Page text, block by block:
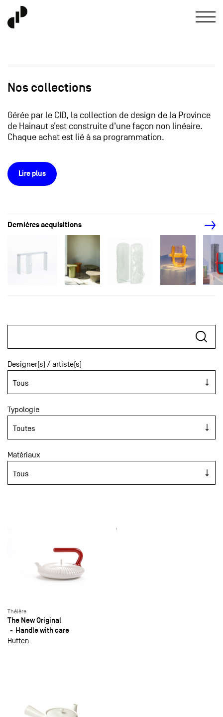
Nos collections
Gérée par le CID, la collection de design de la Province
de Hainaut s’est construite d’une façon non linéaire.
Chaque achat est lié à sa programmation.
Lire plus
Dernières acquisitions
Designer(s) / artiste(s)
Typologie
Matériaux
Théière
The New Original
Handle with care
Hutten